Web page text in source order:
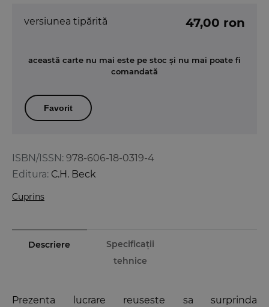
ISBN/ISSN: 978-606-18-0319-4
Editura: C.H. Beck
Cuprins
versiunea tipărită 47,00 ron
această carte nu mai este pe stoc și nu mai poate fi
comandată
Favorit
Descriere
Specificații
tehnice
Prezenta lucrare reuseste sa surprinda